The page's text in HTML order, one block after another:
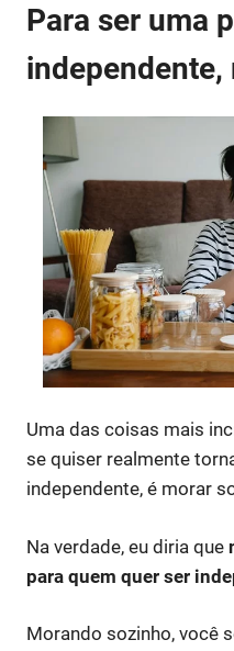
Para ser uma
Uma das coisas mais
se quiser realmente
independente, é morar
Na verdade, eu diria que
para quem quer ser
Morando sozinho, você